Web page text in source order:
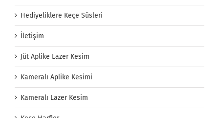
Hediyeliklere Keçe Süsleri
İletişim
Jüt Aplike Lazer Kesim
Kameralı Aplike Kesimi
Kameralı Lazer Kesim